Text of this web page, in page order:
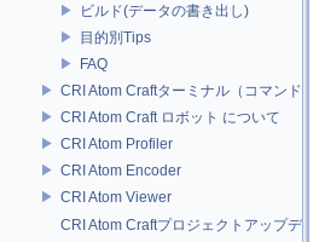
ビルド(データの書き出し)
目的別Tips
FAQ
CRI Atom Craftターミナル（コマンドラ
CRI Atom Craft ロボット について
CRI Atom Profiler
CRI Atom Encoder
CRI Atom Viewer
CRI Atom Craftプロジェクトアップデ